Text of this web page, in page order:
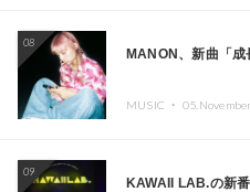
08
MANON、新曲「
MUSIC ・
09
KAWAII LAB.の新